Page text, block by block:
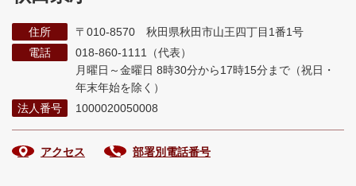
住所
〒010-8570 秋田県秋田市山王四丁目1番1号
電話
018-860-1111（代表）
月曜日～金曜日 8時30分から17時15分まで （祝日・
年末年始を除く）
法人番号
1000020050008
アクセス 部署別電話番号